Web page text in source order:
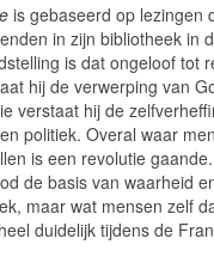
is gebaseerd op lezingen
in zijn bibliotheek in
is dat ongeloof tot
hij de verwerping van
verstaat hij de
politiek. Overal waar
is een revolutie
de basis van waarheid
maar wat mensen zelf
duidelijk tijdens de